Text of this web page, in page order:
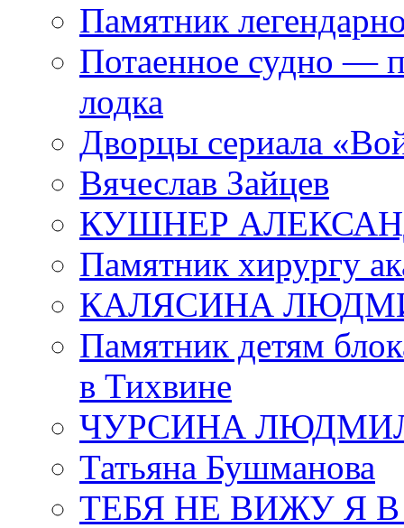
Памятник
Потаенное судно —
лодка
Дворцы сериала
Вячеслав Зайцев
КУШНЕР
Памятник хирургу
КАЛЯСИНА
Памятник детям
в Тихвине
ЧУРСИНА
Татьяна Бушманова
ТЕБЯ НЕ ВИЖУ Я